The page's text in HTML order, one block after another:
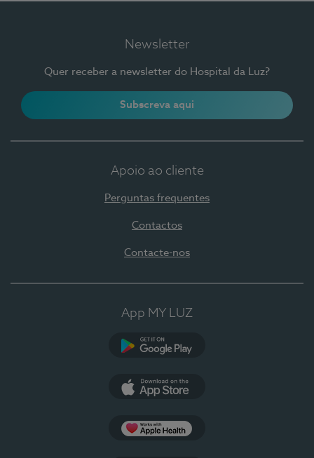
Newsletter
Quer receber a newsletter do Hospital da Luz?
Subscreva aqui
Apoio ao cliente
Perguntas frequentes
Contactos
Contacte-nos
App MY LUZ